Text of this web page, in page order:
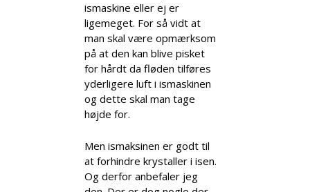
ismaskine eller ej er
ligemeget. For så vidt at
man skal være opmærksom
på at den kan blive pisket
for hårdt da fløden tilføres
yderligere luft i ismaskinen
og dette skal man tage
højde for.
Men ismaksinen er godt til
at forhindre krystaller i isen.
Og derfor anbefaler jeg